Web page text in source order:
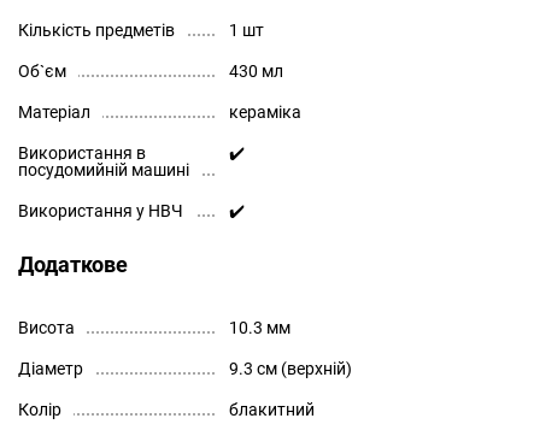
Кількість предметів 1 шт
Об`єм 430 мл
Матеріал кераміка
Використання в
посудомийній машині
✔️
Використання у НВЧ ✔️
Додаткове
Висота 10.3 мм
Діаметр 9.3 см (верхній)
Колір блакитний